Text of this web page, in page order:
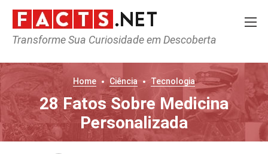
Transforme Sua Curiosidade em Descoberta
Home Ciência Tecnologia
28 Fatos Sobre Medicina
Personalizada